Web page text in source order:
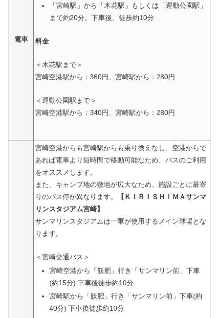
電車
「宮崎駅」から「木花駅」もしくは「運動公園駅」
まで約20分。下車後、徒歩約10分
料金
＜木花駅まで＞
宮崎空港駅から：360円、宮崎駅から：280円
＜運動公園駅まで＞
宮崎空港駅から：340円、宮崎駅から：280円
宮崎空港からも宮崎駅からも乗り換えなし、空港からで
あれば電車より短時間で移動可能なため、バスのご利用
をオススメします。
また、キャンプ地の敷地が広大なため、施設ごとに最寄
りのバス停が異なります。
【ＫＩＲＩＳＨＩＭＡサンマ
リンスタジアム宮崎】
サンマリンスタジアムは一軍が使用するメイン球場とな
ります。
＜宮崎交通バス＞
宮崎空港から「飫肥」行き「サンマリン前」下車
(約15分) 下車後徒歩約10分
宮崎駅から「飫肥」行き「サンマリン前」下車(約
40分) 下車後徒歩約10分